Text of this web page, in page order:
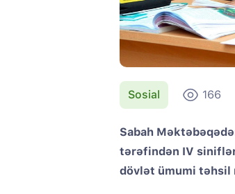
Sosial 166
Sabah
tərəfindən IV
dövlət ümumi təhsil